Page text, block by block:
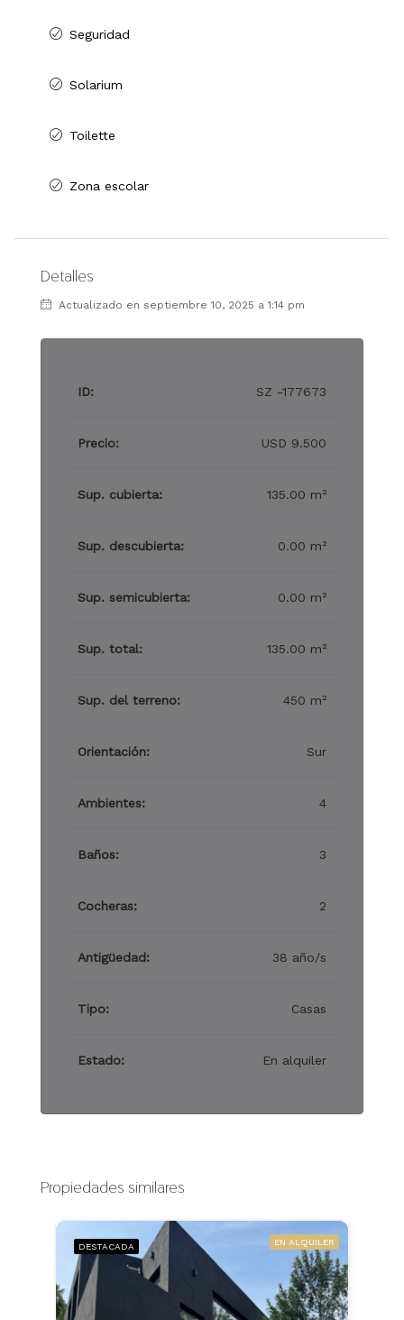
Seguridad
Solarium
Toilette
Zona escolar
Detalles
Actualizado en septiembre 10, 2025 a 1:14 pm
ID: SZ -177673
Precio: USD 9.500
Sup. cubierta: 135.00 m²
Sup. descubierta: 0.00 m²
Sup. semicubierta: 0.00 m²
Sup. total: 135.00 m²
Sup. del terreno: 450 m²
Orientación: Sur
Ambientes: 4
Baños: 3
Cocheras: 2
Antigüedad: 38 año/s
Tipo: Casas
Estado: En alquiler
Propiedades similares
DESTACADA EN ALQUILER